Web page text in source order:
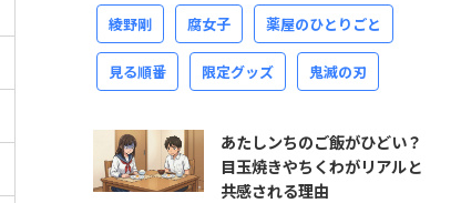
綾野剛 腐女子 薬屋のひとりごと
見る順番 限定グッズ 鬼滅の刃
あたしンちのご飯がひどい？
目玉焼きやちくわがリアルと
共感される理由